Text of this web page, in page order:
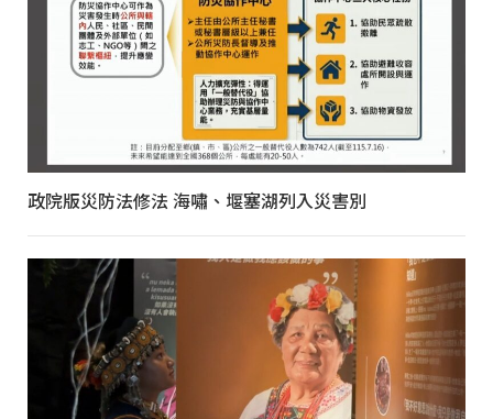
政院版災防法修法 海嘯、堰塞湖列入災害別